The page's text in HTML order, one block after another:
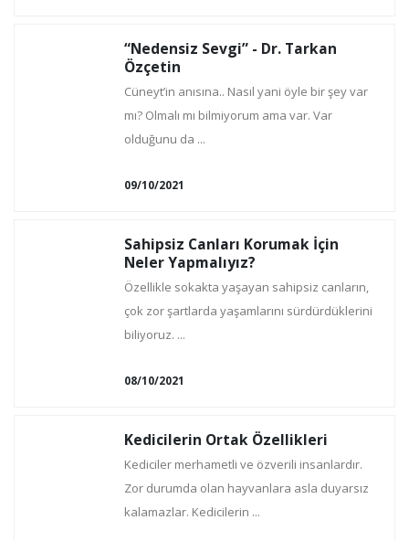
“Nedensiz Sevgi” - Dr. Tarkan
Özçetin
Cüneyt’in anısına.. Nasıl yani öyle bir şey var
mı? Olmalı mı bilmiyorum ama var. Var
olduğunu da ...
09/10/2021
Sahipsiz Canları Korumak İçin
Neler Yapmalıyız?
Özellikle sokakta yaşayan sahipsiz canların,
çok zor şartlarda yaşamlarını sürdürdüklerini
biliyoruz. ...
08/10/2021
Kedicilerin Ortak Özellikleri
Kediciler merhametli ve özverili insanlardır.
Zor durumda olan hayvanlara asla duyarsız
kalamazlar. Kedicilerin ...